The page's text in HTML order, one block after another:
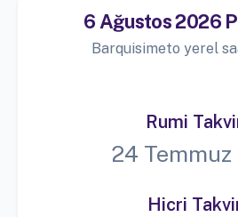
6 Ağustos 2026
Barquisimeto yerel
Rumi
24 Temmuz
Hicri